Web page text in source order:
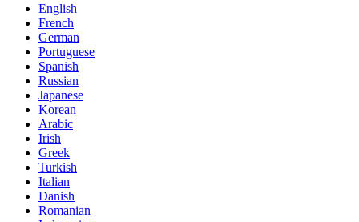
English
French
German
Portuguese
Spanish
Russian
Japanese
Korean
Arabic
Irish
Greek
Turkish
Italian
Danish
Romanian